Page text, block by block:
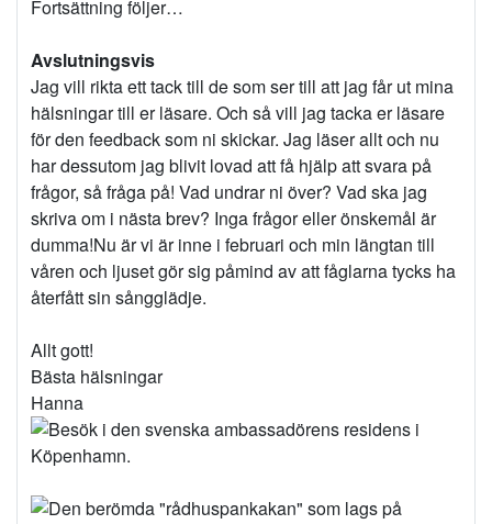
Fortsättning följer…
Avslutningsvis
Jag vill rikta ett tack till de som ser till att jag får ut mina
hälsningar till er läsare. Och så vill jag tacka er läsare
för den feedback som ni skickar. Jag läser allt och nu
har dessutom jag blivit lovad att få hjälp att svara på
frågor, så fråga på! Vad undrar ni över? Vad ska jag
skriva om i nästa brev? Inga frågor eller önskemål är
dumma!Nu är vi är inne i februari och min längtan till
våren och ljuset gör sig påmind av att fåglarna tycks ha
återfått sin sångglädje.
Allt gott!
Bästa hälsningar
Hanna